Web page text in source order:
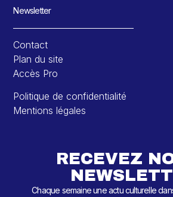
Newsletter
Contact
Plan du site
Accès Pro
Politique de confidentialité
Mentions légales
RECEVEZ
Chaque semaine une actu culturelle